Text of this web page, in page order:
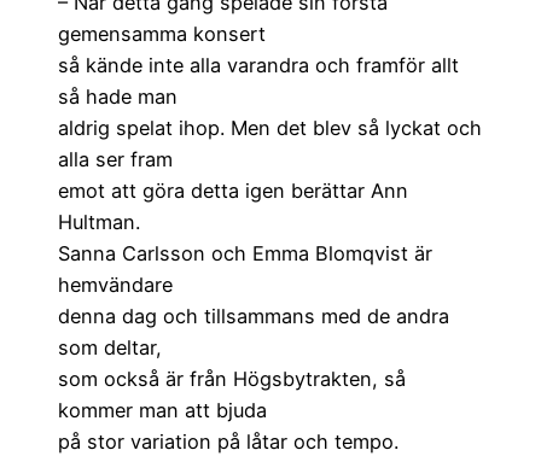
gemensamma konsert
så kände inte alla varandra och framför allt
så hade man
aldrig spelat ihop. Men det blev så lyckat och
alla ser fram
emot att göra detta igen berättar Ann
Hultman.
Sanna Carlsson och Emma Blomqvist är
hemvändare
denna dag och tillsammans med de andra
som deltar,
som också är från Högsbytrakten, så
kommer man att bjuda
på stor variation på låtar och tempo.